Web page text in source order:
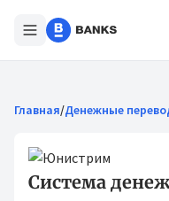
Главная/Денежные
Система